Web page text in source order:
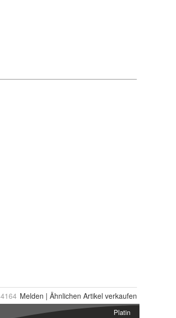
Melden | Ähnlichen Artikel verkaufen
Platin